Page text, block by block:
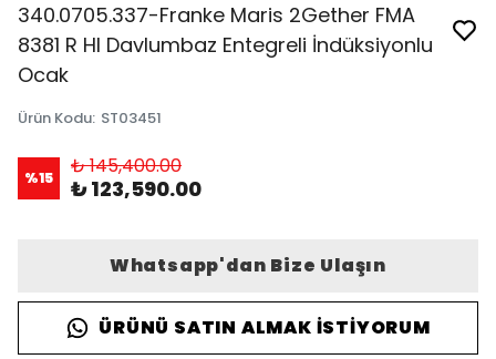
340.0705.337-Franke Maris 2Gether FMA
8381 R HI Davlumbaz Entegreli İndüksiyonlu
Ocak
Ürün Kodu: ST03451
%15 ₺ 145,400.00
₺ 123,590.00
Whatsapp'dan Bize Ulaşın
ÜRÜNÜ SATIN ALMAK İSTIYORUM